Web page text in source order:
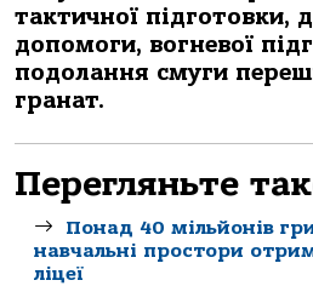
тактичної підготовки,
допомоги, вогневої
подолання смуги
гранат.
Перегляньте
Понад 40 мільйонів
навчальні простори
ліцеї